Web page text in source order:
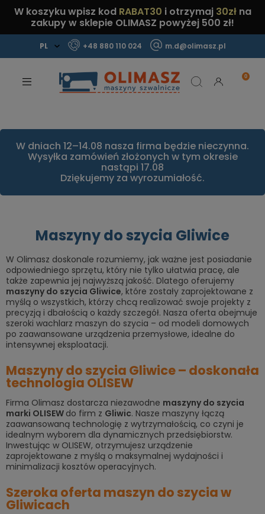
W koszyku wpisz kod RABAT30 i otrzymaj 30złna
zakupy w sklepie OLIMASZ powyżej 500 zł!
+48 880 110 024 m.d@olimasz.pl
Sprawdź!
W dniach 12–14.08 nasza firma będzie nieczynna.
Wysyłka zamówień złożonych w tym okresie
nastąpi 17.08
Dziękujemy za wyrozumiałość.
Maszyny do szycia Gliwice
W Olimasz doskonale rozumiemy, jak ważne jest posiadanie
odpowiedniego sprzętu, który nie tylko ułatwia pracę, ale
także zapewnia jej najwyższą jakość. Dlatego oferujemy
maszyny do szycia Gliwice, które zostały zaprojektowane z
myślą o wszystkich, którzy chcą realizować swoje projekty z
precyzją i dbałością o każdy szczegół. Nasza oferta obejmuje
szeroki wachlarz maszyn do szycia – od modeli domowych
po zaawansowane urządzenia przemysłowe, idealne do
intensywnej eksploatacji.
Maszyny do szycia Gliwice – doskonała
technologia OLISEW
Firma Olimasz dostarcza niezawodne maszyny do szycia
marki OLISEW do firm z Gliwic. Nasze maszyny łączą
zaawansowaną technologię z wytrzymałością, co czyni je
idealnym wyborem dla dynamicznych przedsiębiorstw.
Inwestując w OLISEW, otrzymujesz urządzenie
zaprojektowane z myślą o maksymalnej wydajności i
minimalizacji kosztów operacyjnych.
Szeroka oferta maszyn do szycia w
Gliwicach